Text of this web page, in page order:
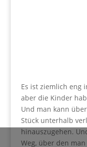
Es ist ziemlich eng
aber die Kinder
Und man kann
Stück unterhalb
hinauszugehen.
Weg, über den